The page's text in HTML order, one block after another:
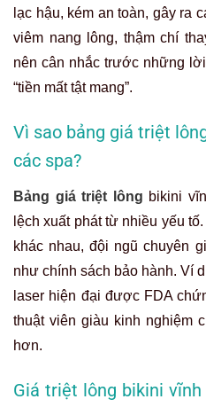
lạc hậu, kém an toàn, gây ra
viêm nang lông, thậm chí
nên cân nhắc trước những
“tiền mất tật mang”.
Vì sao bảng giá triệt
các spa?
Bảng giá triệt lông bikini
lệch xuất phát từ nhiều yếu
khác nhau, đội ngũ chuyên
như chính sách bảo hành. Ví
laser hiện đại được FDA
thuật viên giàu kinh nghiệm
hơn.
Giá triệt lông bikini